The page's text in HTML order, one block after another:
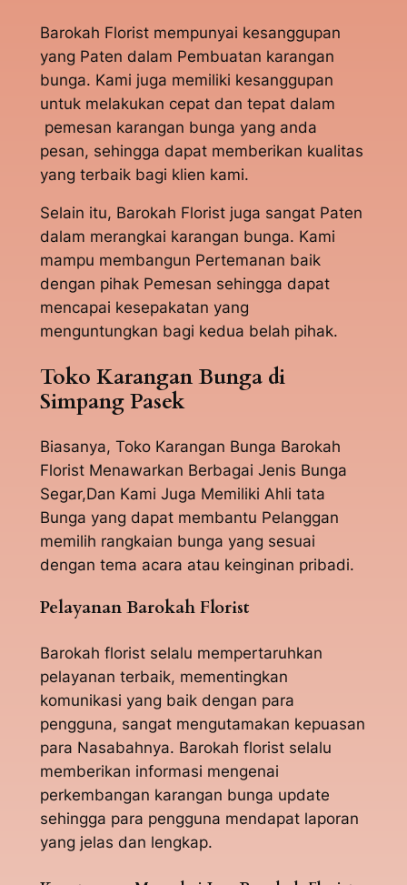
Barokah Florist mempunyai kesanggupan
yang Paten dalam Pembuatan karangan
bunga. Kami juga memiliki kesanggupan
untuk melakukan cepat dan tepat dalam
pemesan karangan bunga yang anda
pesan, sehingga dapat memberikan kualitas
yang terbaik bagi klien kami.
Selain itu, Barokah Florist juga sangat Paten
dalam merangkai karangan bunga. Kami
mampu membangun Pertemanan baik
dengan pihak Pemesan sehingga dapat
mencapai kesepakatan yang
menguntungkan bagi kedua belah pihak.
Toko Karangan Bunga di
Simpang Pasek
Biasanya, Toko Karangan Bunga Barokah
Florist Menawarkan Berbagai Jenis Bunga
Segar,Dan Kami Juga Memiliki Ahli tata
Bunga yang dapat membantu Pelanggan
memilih rangkaian bunga yang sesuai
dengan tema acara atau keinginan pribadi.
Pelayanan Barokah Florist
Barokah florist selalu mempertaruhkan
pelayanan terbaik, mementingkan
komunikasi yang baik dengan para
pengguna, sangat mengutamakan kepuasan
para Nasabahnya. Barokah florist selalu
memberikan informasi mengenai
perkembangan karangan bunga update
sehingga para pengguna mendapat laporan
yang jelas dan lengkap.